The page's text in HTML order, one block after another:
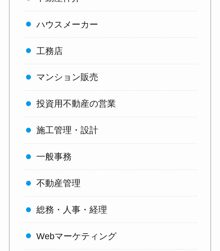
ハウスメーカー
工務店
マンション販売
投資用不動産の営業
施工管理・設計
一般事務
不動産管理
総務・人事・経理
Webマーケティング